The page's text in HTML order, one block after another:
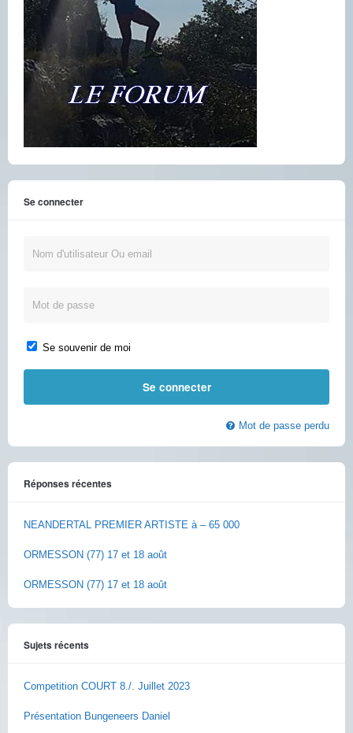
Se connecter
Se souvenir de moi
Mot de passe perdu
Réponses récentes
NEANDERTAL PREMIER ARTISTE à – 65 000
ORMESSON (77) 17 et 18 août
ORMESSON (77) 17 et 18 août
Sujets récents
Competition COURT 8./. Juillet 2023
Présentation Bungeneers Daniel